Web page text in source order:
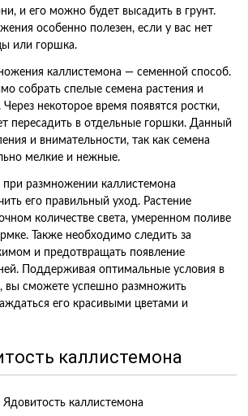
и его можно будет высадить в грунт.
особенно полезен, если у вас нет
или горшка.
каллистемона — семенной способ.
собрать спелые семена растения и
Через некоторое время появятся ростки,
пересадить в отдельные горшки. Данный
и внимательности, так как семена
мелкие и нежные.
размножении каллистемона
его правильный уход. Растение
количестве света, умеренном поливе
Также необходимо следить за
и предотвращать появление
Поддерживая оптимальные условия в
вы сможете успешно размножить
его красивыми цветами и
каллистемона